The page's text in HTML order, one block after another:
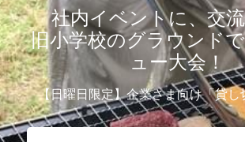
社内イベントに、交
旧小学校のグラウンド
ュー大会！
【日曜日限定】企業さま向け「貸し